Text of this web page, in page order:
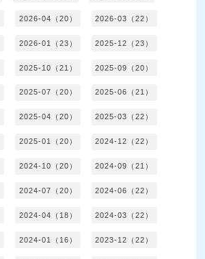
2026-04（20） 2026-03（22）
2026-01（23） 2025-12（23）
2025-10（21） 2025-09（20）
2025-07（20） 2025-06（21）
2025-04（20） 2025-03（22）
2025-01（20） 2024-12（22）
2024-10（20） 2024-09（21）
2024-07（20） 2024-06（22）
2024-04（18） 2024-03（22）
2024-01（16） 2023-12（22）